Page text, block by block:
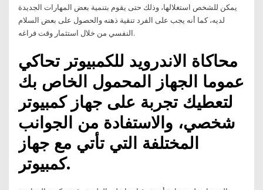
يمكن للشخص استغلالها، وذلك حتى يقوم بتنمية بعض المهارات الجديدة
لديه، كما أنه يجب على الفرد تنقية ذهنه والحصول على بعض السلام
النفسي من خلال استثمار وقت فراغه.
محاكاة الاندرويد للكمبيوتر تحاكي
عموما الجهاز المحمول الخاص بك
لتعطيك تجربة على جهاز كمبيوتر
شخصي، والاستفادة من الجوانب
المختلفة التي تأتي مع جهاز
كمبيوتر.